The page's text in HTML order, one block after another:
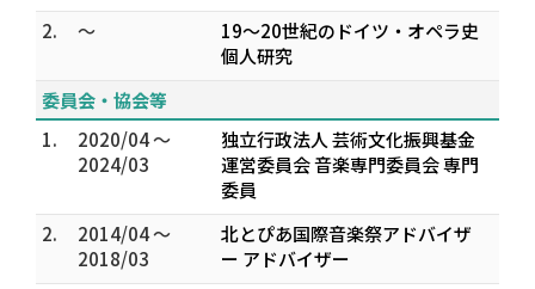
2.
～
19～20世紀のドイツ・オペラ史
個人研究
委員会・協会等
1.
2020/04 ～
2024/03
独立行政法人 芸術文化振興基金
運営委員会 音楽専門委員会 専門
委員
2.
2014/04 ～
2018/03
北とぴあ国際音楽祭アドバイザ
ー アドバイザー